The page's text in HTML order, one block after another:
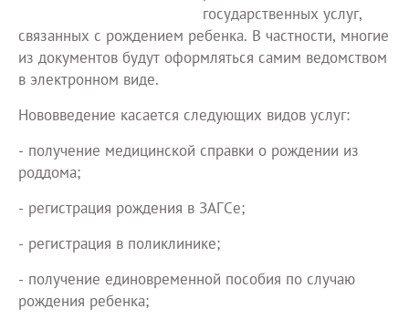
государственных услуг,
связанных с рождением ребенка. В частности, многие
из документов будут оформляться самим ведомством
в электронном виде.
Нововведение касается следующих видов услуг:
- получение медицинской справки о рождении из
роддома;
- регистрация рождения в ЗАГСе;
- регистрация в поликлинике;
- получение единовременной пособия по случаю
рождения ребенка;